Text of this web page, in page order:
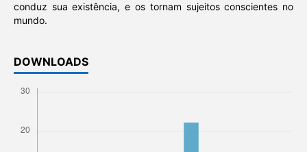
conduz sua existência, e os tornam sujeitos conscientes no
mundo.
DOWNLOADS